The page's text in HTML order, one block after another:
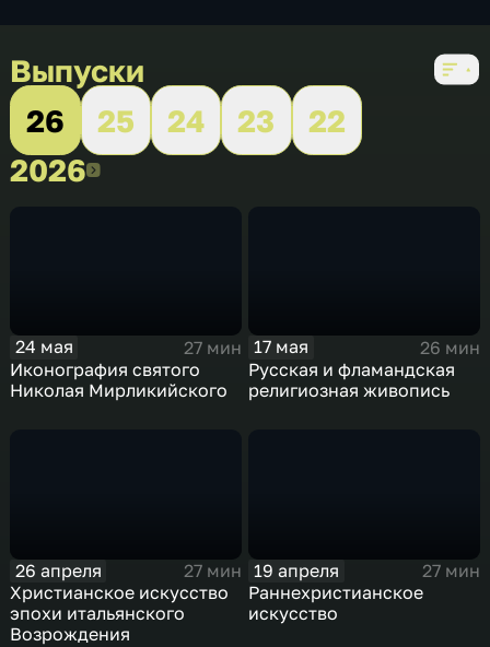
Выпуски
26
25 24 23
22
20262026
24 мая
27 мин
Иконография святого
Николая Мирликийского
17 мая
26 мин
Русская и фламандская
религиозная живопись
26 апреля
27 мин
Христианское искусство
эпохи итальянского
Возрождения
19 апреля
27 мин
Раннехристианское
искусство